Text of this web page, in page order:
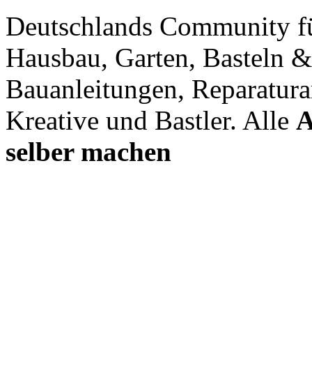
Deutschlands Community
Hausbau, Garten, Basteln
Bauanleitungen,
Kreative und Bastler. Alle
selber machen